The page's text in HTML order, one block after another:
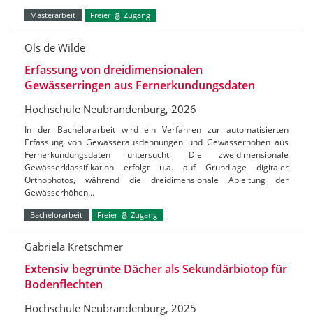
Masterarbeit Freier Zugang
Ols de Wilde
Erfassung von dreidimensionalen
Gewässerringen aus Fernerkundungsdaten
Hochschule Neubrandenburg, 2026
In der Bachelorarbeit wird ein Verfahren zur automatisierten
Erfassung von Gewässerausdehnungen und Gewässerhöhen aus
Fernerkundungsdaten untersucht. Die zweidimensionale
Gewässerklassifikation erfolgt u.a. auf Grundlage digitaler
Orthophotos, während die dreidimensionale Ableitung der
Gewässerhöhen…
Bachelorarbeit Freier Zugang
Gabriela Kretschmer
Extensiv begrünte Dächer als Sekundärbiotop für
Bodenflechten
Hochschule Neubrandenburg, 2025